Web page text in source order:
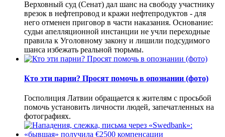
Верховный суд (Сенат) дал шанс на свободу участнику
врезок в нефтепровод и кражи нефтепродуктов - для
него отменен приговор в части наказания. Основание:
судьи апелляционной инстанции не учли переходные
правила к Уголовному закону и лишили подсудимого
шанса избежать реальной тюрьмы.
Кто эти парни? Просят помочь в опознании (фото)
Госполиция Латвии обращается к жителям с просьбой
помочь установить личности людей, запечатленных на
фотографиях.